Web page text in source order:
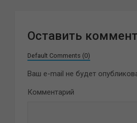
Оставить
Default Comments (0)
Ваш e-mail не будет
Комментарий